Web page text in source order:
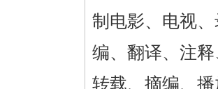
制电影、电视
编、翻译、注
转载、摘编、